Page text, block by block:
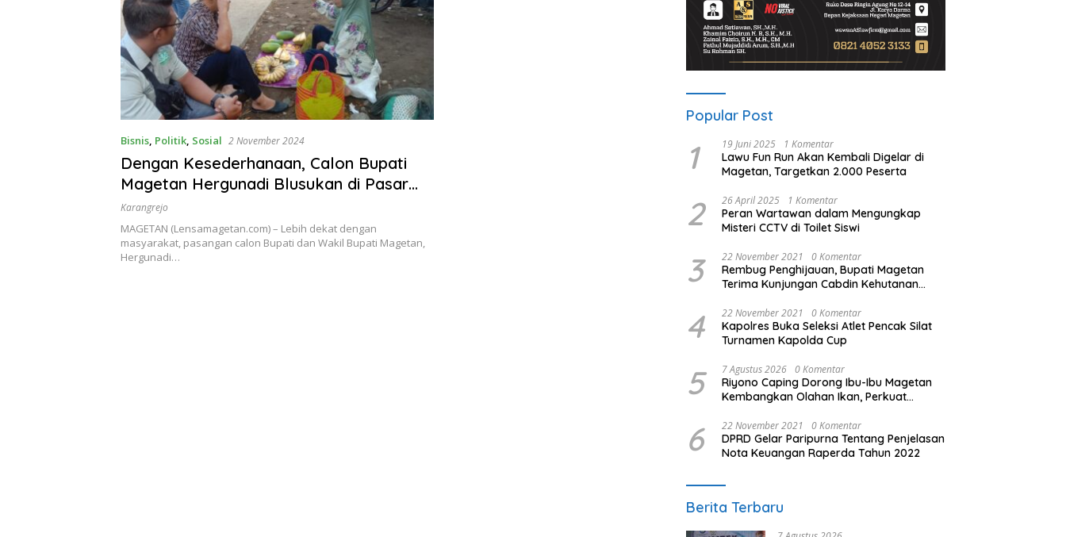
Bisnis, Politik, Sosial 2 November 2024
Dengan Kesederhanaan, Calon Bupati
Magetan Hergunadi Blusukan di Pasar
Tradisional
Karangrejo
MAGETAN (Lensamagetan.com) – Lebih dekat dengan
masyarakat, pasangan calon Bupati dan Wakil Bupati Magetan,
Hergunadi…
Popular Post
1 19 Juni 2025 1 Komentar
Lawu Fun Run Akan Kembali Digelar di
Magetan, Targetkan 2.000 Peserta
2 26 April 2025 1 Komentar
Peran Wartawan dalam Mengungkap
Misteri CCTV di Toilet Siswi
3 22 November 2021 0 Komentar
Rembug Penghijauan, Bupati Magetan
Terima Kunjungan Cabdin Kehutanan
4 22 November 2021 0 Komentar
Kapolres Buka Seleksi Atlet Pencak Silat
Turnamen Kapolda Cup
5 7 Agustus 2026 0 Komentar
Riyono Caping Dorong Ibu-Ibu Magetan
Kembangkan Olahan Ikan, Perkuat
6 22 November 2021 0 Komentar
DPRD Gelar Paripurna Tentang Penjelasan
Nota Keuangan Raperda Tahun 2022
Berita Terbaru